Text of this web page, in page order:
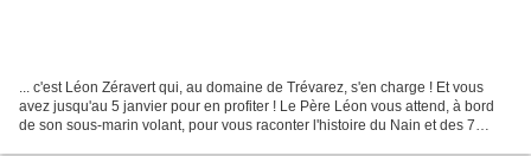
... c'est Léon Zéravert qui, au domaine de Trévarez, s'en charge ! Et vous
avez jusqu'au 5 janvier pour en profiter ! Le Père Léon vous attend, à bord
de son sous-marin volant, pour vous raconter l'histoire du Nain et des 7